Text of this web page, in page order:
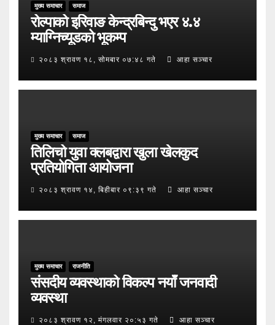
मुख्य समाचार समाज
रोल्पाको इरिवाङ केन्द्रबिन्दु भएर ४.४
म्याग्निच्यूडको भूकम्प
२०८३ श्रावण १८, सोमबार ०७:४८ गते आहा सञ्चार
मुख्य समाचार समाज
तिलिचो युवा क्लबद्वारा खुला खेलकुद
प्रतियोगिता आयोजना
२०८३ श्रावण १४, बिहीबार ०९:३९ गते आहा सञ्चार
मुख्य समाचार राजनीति
संसदीय व्यवस्थाको विकल्प नयाँ जनवादी
व्यवस्था
२०८३ श्रावण १२, मंगलवार २०:५३ गते आहा सञ्चार